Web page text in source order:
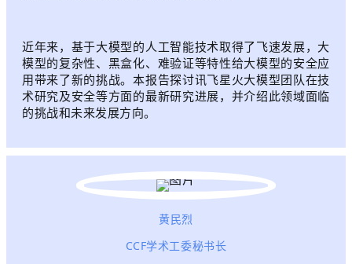
近年来，基于大模型的人工智能技术取得了飞速发展，大
模型的复杂性、黑盒化、难验证等特性给大模型的安全应
用带来了新的挑战。本报告探讨讯飞星火大模型团队在技
术研究及安全等方面的最新研究进展，并介绍此领域面临
的挑战和未来发展方向。
黄民烈
CCF学术工委秘书长